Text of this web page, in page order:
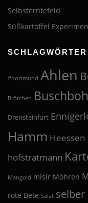
Selbsterntefeld
Süßkartoffel
SCHLAGWÖRTER
#dortmund Ahlen
Brötchen
Drensteinfurt
Hamm Heessen
hofstratmann
Mangold misir Möhren
rote Bete Salat